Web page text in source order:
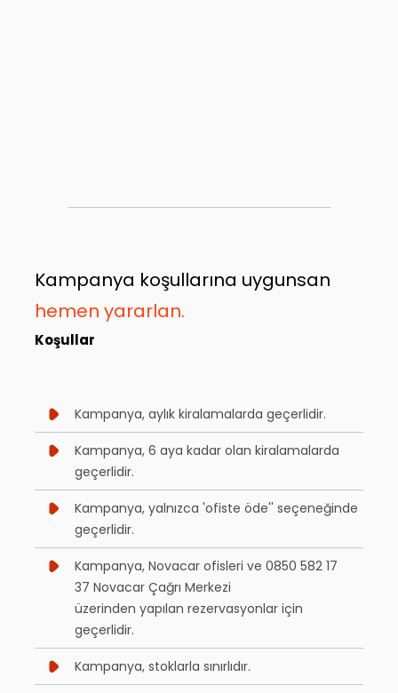
Kampanya koşullarına uygunsan
hemen yararlan.
Koşullar
Kampanya, aylık kiralamalarda geçerlidir.
Kampanya, 6 aya kadar olan kiralamalarda
geçerlidir.
Kampanya, yalnızca 'ofiste öde'' seçeneğinde
geçerlidir.
Kampanya, Novacar ofisleri ve 0850 582 17
37 Novacar Çağrı Merkezi
üzerinden yapılan rezervasyonlar için
geçerlidir.
Kampanya, stoklarla sınırlıdır.